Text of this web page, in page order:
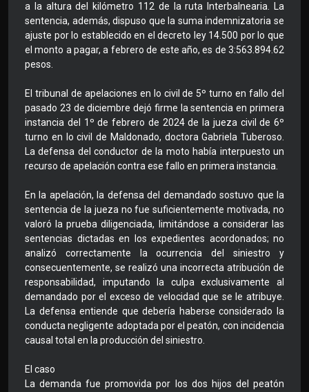
a la altura del kilómetro 112 de la ruta Interbalnearia. La
sentencia, además, dispuso que la suma indemnizatoria se
ajuste por lo establecido en el decreto ley 14.500 por lo que
el monto a pagar, a febrero de este año, es de 3:563.894.62
pesos.
El tribunal de apelaciones en lo civil de 5º turno en fallo del
pasado 23 de diciembre dejó firme la sentencia en primera
instancia del 1º de febrero de 2024 de la jueza civil de 6º
turno en lo civil de Maldonado, doctora Gabriela Tuberoso.
La defensa del conductor de la moto había interpuesto un
recurso de apelación contra ese fallo en primera instancia.
En la apelación, la defensa del demandado sostuvo que la
sentencia de la jueza no fue suficientemente motivada, no
valoró la prueba diligenciada, limitándose a considerar las
sentencias dictadas en los expedientes acordonados; no
analizó correctamente la ocurrencia del siniestro y
consecuentemente, se realizó una incorrecta atribución de
responsabilidad, imputando la culpa exclusivamente al
demandado por el exceso de velocidad que se le atribuye.
La defensa entiende que debería haberse considerado la
conducta negligente adoptada por el peatón, con incidencia
causal total en la producción del siniestro.
El caso
La demanda fue promovida por los dos hijos del peatón